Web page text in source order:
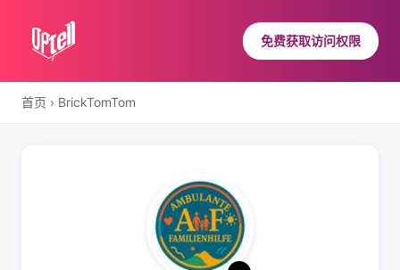
免费获取访问权限
首页 › BrickTomTom